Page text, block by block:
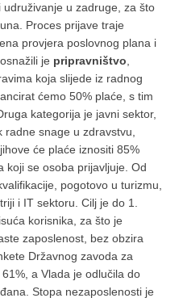
u zadruge, za što
Proces prijave traje
provjera poslovnog plana i
je pripravništvo
koja slijede iz radnog
ćemo 50% plaće, s tim
kategorija je javni sektor,
snage u zdravstvu,
će plaće iznositi 85%
koji se osoba prijavljuje. Od
pogotovo u turizmu,
i IT sektoru. Cilj je do 1.
korisnika, za što je
zaposlenost, bez obzira
Državnog zavoda za
a Vlada je odlučila do
Stopa nezaposlenosti je